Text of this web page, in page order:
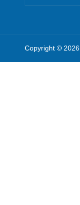
Copyright ©